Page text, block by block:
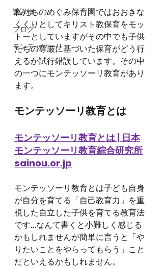
読み物
ブログ
モンテッソーリ
私たちのめぐみ保育園ではおおきな
くくりとしてキリスト教保育をモッ
トーとしていますがその中でも子供
たちの尊厳に基づいた保育がどう行
えるか試行錯誤しています。その中
の一つにモンテッソーリ教育があり
ます。
モンテッソーリ教育とは
モンテッソーリ教育とは | 日本
モンテッソーリ教育綜合研究所
sainou.or.jp
モンテッソーリ教育とは子ども自身
が自分を育てる「自己教育力」を重
視した自立した子供を育てる教育法
です…なんて書くと小難しく感じる
かもしれませんが簡単に言うと「や
りたいことをやらってもらう」こと
だといえるかもしれません。